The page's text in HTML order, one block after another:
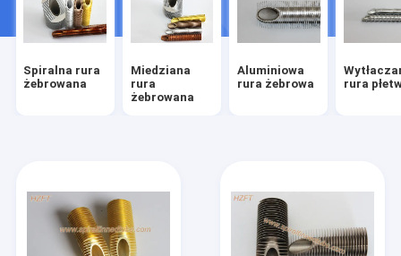
Spiralna rura
żebrowana
Miedziana
rura
żebrowana
Aluminiowa
rura żebrowa
rura